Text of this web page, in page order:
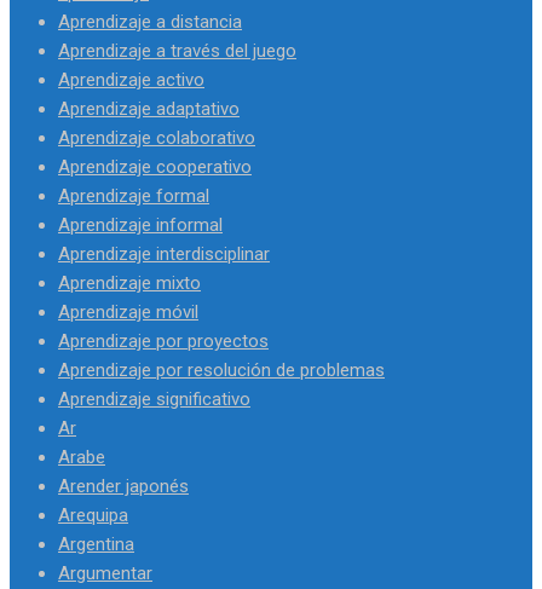
Aprendizaje a distancia
Aprendizaje a través del juego
Aprendizaje activo
Aprendizaje adaptativo
Aprendizaje colaborativo
Aprendizaje cooperativo
Aprendizaje formal
Aprendizaje informal
Aprendizaje interdisciplinar
Aprendizaje mixto
Aprendizaje móvil
Aprendizaje por proyectos
Aprendizaje por resolución de problemas
Aprendizaje significativo
Ar
Arabe
Arender japonés
Arequipa
Argentina
Argumentar